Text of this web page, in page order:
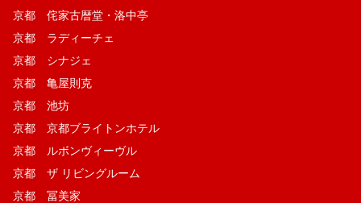
京都 侘家古暦堂・洛中亭
京都 ラディーチェ
京都 シナジェ
京都 亀屋則克
京都 池坊
京都 京都ブライトンホテル
京都 ルボンヴィーヴル
京都 ザ リビングルーム
京都 冨美家